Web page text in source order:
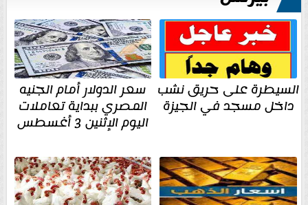
السيطرة على حريق نشب
داخل مسجد في الجيزة
سعر الدولار أمام الجنيه
المصري ببداية تعاملات
اليوم الإثنين 3 أغسطس